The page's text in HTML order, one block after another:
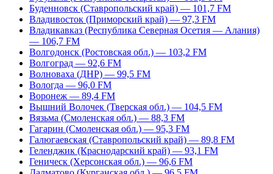
Буденновск (Ставропольский край) — 101,7 FM
Владивосток (Приморский край) — 97,3 FM
Владикавказ (Республика Северная Осетия — Алания)
— 106,7 FM
Волгодонск (Ростовская обл.) — 103,2 FM
Волгоград — 92,6 FM
Волноваха (ДНР) — 99,5 FM
Вологда — 96,0 FM
Воронеж — 89,4 FM
Вышний Волочек (Тверская обл.) — 104,5 FM
Вязьма (Смоленская обл.) — 88,3 FM
Гагарин (Смоленская обл.) — 95,3 FM
Галюгаевская (Ставропольский край) — 89,8 FM
Геленджик (Краснодарский край) — 93,1 FM
Геническ (Херсонская обл.) — 96,6 FM